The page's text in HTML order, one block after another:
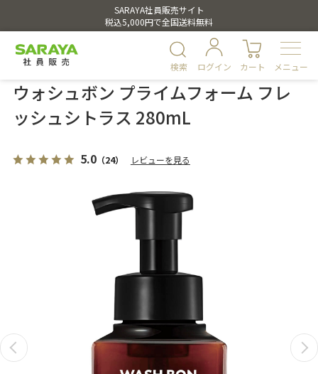
SARAYA社員販売サイト
税込5,000円で全国送料無料
検索 ログイン カート メニュー
ウォシュボン プライムフォーム フレ
ッシュシトラス 280mL
5.0（24） レビューを見る